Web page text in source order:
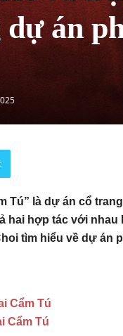
án
Tú” là dự án cổ
hai hợp tác với
tìm hiểu về dự án
Cẩm Tú
Cẩm Tú